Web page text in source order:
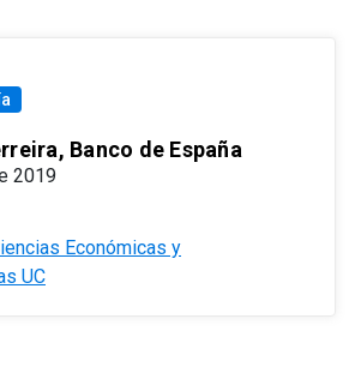
Banco de España
2019
Económicas y
UC